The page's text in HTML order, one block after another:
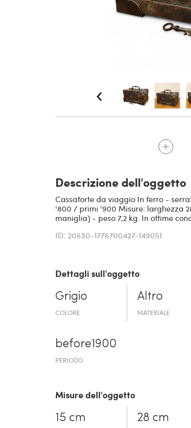
Descrizione dell'oggetto
Cassaforte da viaggio In ferro -
'800 / primi '900 Misure: larghezza
maniglia) - peso 7,2 kg. In ottime
ID: 20630-1776700427-149051
Dettagli sull'oggetto
Grigio
COLORE
Altro
MATERIALE
before19­00
PERIODO
Misure dell'oggetto
15 cm 28 cm